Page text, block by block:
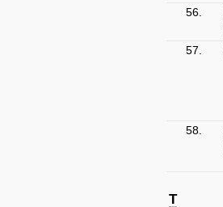
56.
57.
58.
T